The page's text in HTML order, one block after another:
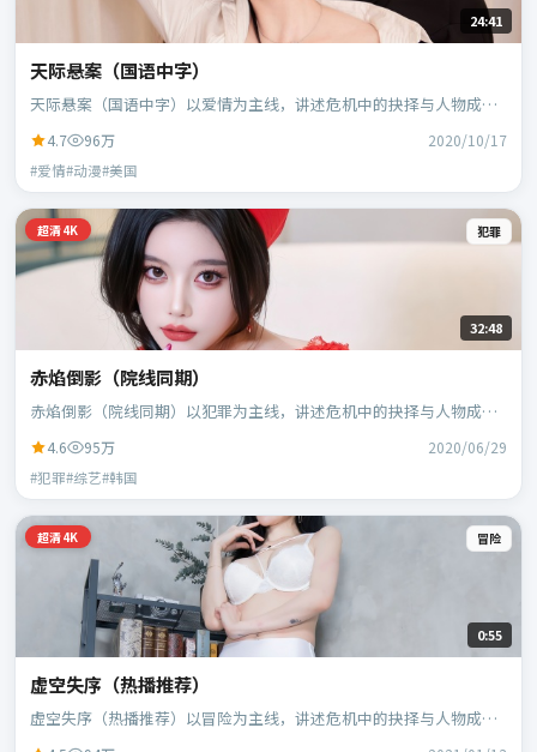
24:41
天际悬案（国语中字）
天际悬案（国语中字）以爱情为主线，讲述危机中的抉择与人物成
4.7 96万 2020/10/17
#爱情#动漫#美国
超清4K 犯罪
32:48
赤焰倒影（院线同期）
赤焰倒影（院线同期）以犯罪为主线，讲述危机中的抉择与人物成
4.6 95万 2020/06/29
#犯罪#综艺#韩国
超清4K 冒险
0:55
虚空失序（热播推荐）
虚空失序（热播推荐）以冒险为主线，讲述危机中的抉择与人物成